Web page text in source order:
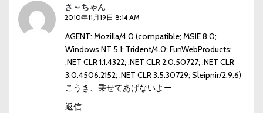
さ～ちゃん
2010年11月19日 8:14 AM
AGENT: Mozilla/4.0 (compatible; MSIE 8.0;
Windows NT 5.1; Trident/4.0; FunWebProducts;
.NET CLR 1.1.4322; .NET CLR 2.0.50727; .NET CLR
3.0.4506.2152; .NET CLR 3.5.30729; Sleipnir/2.9.6)
こうき、乗せてあげないよー
返信